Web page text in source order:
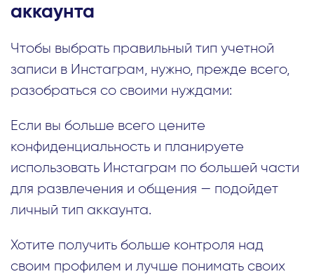
аккаунта
Чтобы выбрать правильный тип учетной
записи в Инстаграм, нужно, прежде всего,
разобраться со своими нуждами:
Если вы больше всего цените
конфиденциальность и планируете
использовать Инстаграм по большей части
для развлечения и общения — подойдет
личный тип аккаунта.
Хотите получить больше контроля над
своим профилем и лучше понимать своих